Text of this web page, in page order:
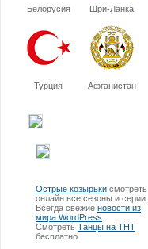
Белорусия Шри-Ланка
Турция Афганистан
Острые козырьки смотреть
онлайн все сезоны и серии.
Всегда свежие новости из
мира WordPress
Смотреть Танцы на ТНТ
бесплатно